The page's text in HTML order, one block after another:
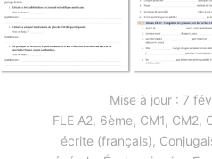
Mise à jour : 7
FLE A2, 6ème, CM1, CM2,
écrite (français),